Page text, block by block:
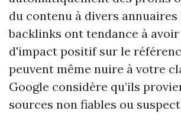
du contenu à divers annuaires
backlinks ont tendance à avoir
d'impact positif sur le
peuvent même nuire à votre
Google considère qu’ils
sources non fiables ou